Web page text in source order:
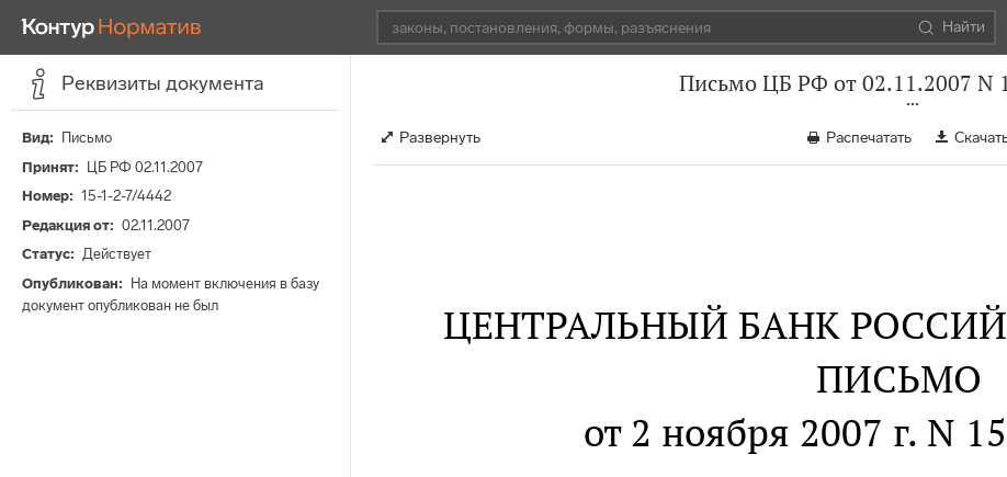
Найти
Реквизиты документа
Вид
Письмо
Принят
ЦБ РФ 02.11.2007
Номер
15-1-2-7/4442
Редакция от
02.11.2007
Статус
Действует
Опубликован
На момент включения в базу
документ опубликован не был
Письмо ЦБ РФ от 02.11.2007 N
Развернуть Распечатать
ЦЕНТРАЛЬНЫЙ БАНК
ПИСЬМО
от 2 ноября 2007 г. N